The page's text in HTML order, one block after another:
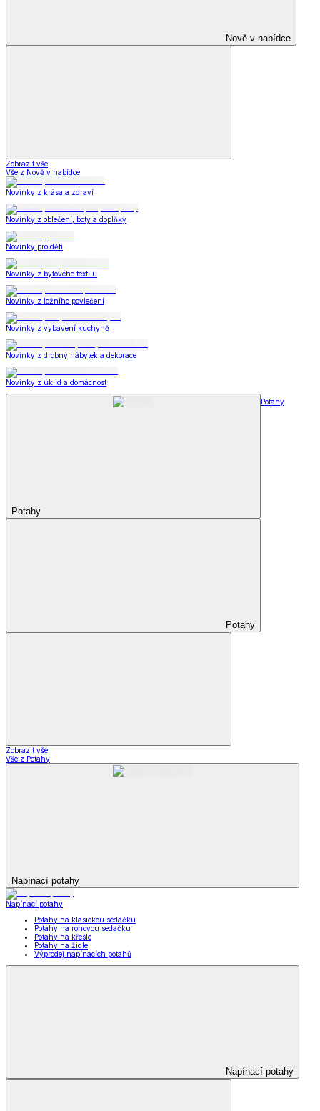
Nově v nabídce
Zobrazit vše
Vše z Nově v nabídce
Novinky z krása a zdraví
Novinky z oblečení, boty a doplňky
Novinky pro děti
Novinky z bytového textilu
Novinky z ložního povlečení
Novinky z vybavení kuchyně
Novinky z drobný nábytek a dekorace
Novinky z úklid a domácnost
Potahy
Potahy
Potahy
Zobrazit vše
Vše z Potahy
Napínací potahy
Napínací potahy
Potahy na klasickou sedačku
Potahy na rohovou sedačku
Potahy na křeslo
Potahy na židle
Výprodej napínacích potahů
Napínací potahy